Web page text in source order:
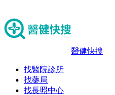
醫健快搜
找醫院診所
找藥局
找長照中心